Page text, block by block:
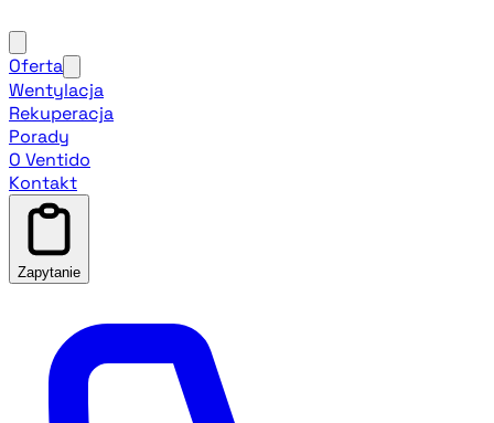
Oferta
Wentylacja
Rekuperacja
Porady
O Ventido
Kontakt
Zapytanie